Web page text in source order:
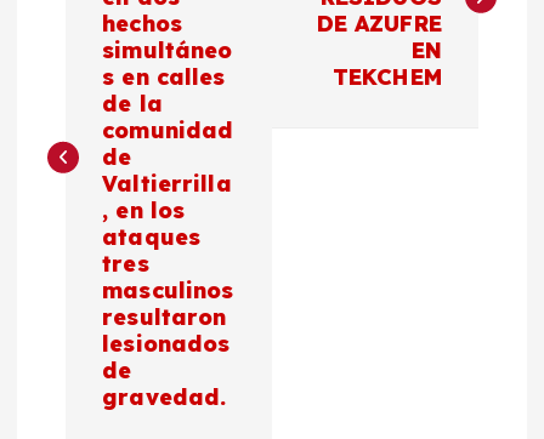
g
a
hechos
simultáneo
s en calles
de la
comunidad
de
Valtierrilla
, en los
ataques
tres
masculinos
resultaron
lesionados
de
gravedad.
DE AZUFRE
EN
TEKCHEM